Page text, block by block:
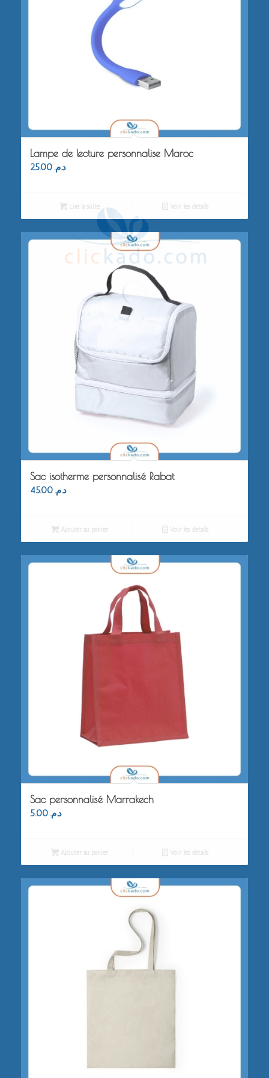
Lampe de lecture personnalise Maroc
د.م. 25.00
Lire la suite Voir les détails
Sac isotherme personnalisé Rabat
د.م. 45.00
Ajouter au panier Voir les détails
Sac personnalisé Marrakech
د.م. 5.00
Ajouter au panier Voir les détails